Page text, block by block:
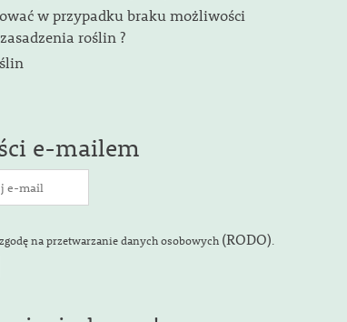
w przypadku braku możliwości
roślin ?
e-mailem
na przetwarzanie danych osobowych (RODO)